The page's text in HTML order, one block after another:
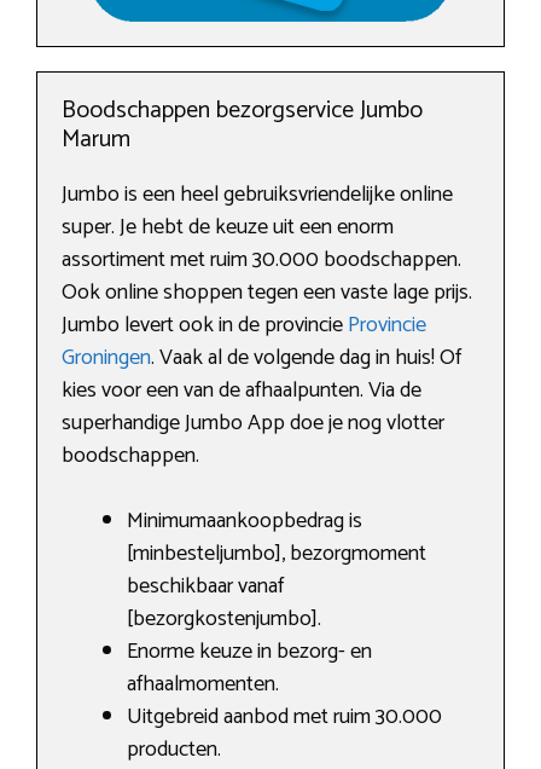
Boodschappen bezorgservice Jumbo
Marum
Jumbo is een heel gebruiksvriendelijke online
super. Je hebt de keuze uit een enorm
assortiment met ruim 30.000 boodschappen.
Ook online shoppen tegen een vaste lage prijs.
Jumbo levert ook in de provincieProvincie
Groningen. Vaak al de volgende dag in huis! Of
kies voor een van de afhaalpunten. Via de
superhandige Jumbo App doe je nog vlotter
boodschappen.
Minimumaankoopbedrag is
[minbesteljumbo], bezorgmoment
beschikbaar vanaf
[bezorgkostenjumbo].
Enorme keuze in bezorg- en
afhaalmomenten.
Uitgebreid aanbod met ruim 30.000
producten.